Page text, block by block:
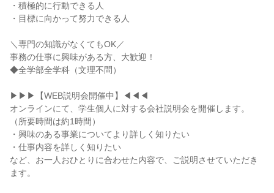
・積極的に行動できる人
・目標に向かって努力できる人
＼専門の知識がなくてもOK／
事務の仕事に興味がある方、大歓迎！
◆全学部全学科（文理不問）
▶▶▶【WEB説明会開催中】◀◀◀
オンラインにて、学生個人に対する会社説明会を開催します。
（所要時間は約1時間）
・興味のある事業についてより詳しく知りたい
・仕事内容を詳しく知りたい
など、お一人おひとりに合わせた内容で、ご説明させていただき
ます。